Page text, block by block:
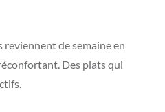
reviennent de semaine en
Des plats qui